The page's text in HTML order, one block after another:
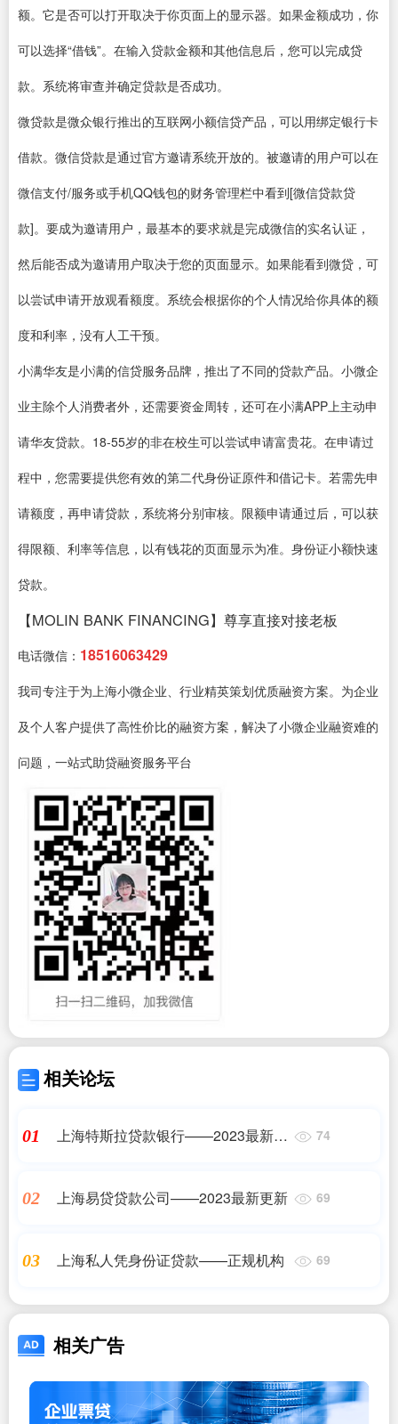
额。它是否可以打开取决于你页面上的显示器。如果金额成功，你
可以选择“借钱”。在输入贷款金额和其他信息后，您可以完成贷
款。系统将审查并确定贷款是否成功。
微贷款是微众银行推出的互联网小额信贷产品，可以用绑定银行卡
借款。微信贷款是通过官方邀请系统开放的。被邀请的用户可以在
微信支付/服务或手机QQ钱包的财务管理栏中看到[微信贷款贷
款]。要成为邀请用户，最基本的要求就是完成微信的实名认证，
然后能否成为邀请用户取决于您的页面显示。如果能看到微贷，可
以尝试申请开放观看额度。系统会根据你的个人情况给你具体的额
度和利率，没有人工干预。
小满华友是小满的信贷服务品牌，推出了不同的贷款产品。小微企
业主除个人消费者外，还需要资金周转，还可在小满APP上主动申
请华友贷款。18-55岁的非在校生可以尝试申请富贵花。在申请过
程中，您需要提供您有效的第二代身份证原件和借记卡。若需先申
请额度，再申请贷款，系统将分别审核。限额申请通过后，可以获
得限额、利率等信息，以有钱花的页面显示为准。身份证小额快速
贷款。
【MOLIN BANK FINANCING】尊享直接对接老板
电话微信： 18516063429
我司专注于为上海小微企业、行业精英策划优质融资方案。为企业
及个人客户提供了高性价比的融资方案，解决了小微企业融资难的
问题，一站式助贷融资服务平台
相关论坛
01
上海特斯拉贷款银行——2023最新更
74
02 上海易贷贷款公司——2023最新更新 69
03 上海私人凭身份证贷款——正规机构 69
相关广告